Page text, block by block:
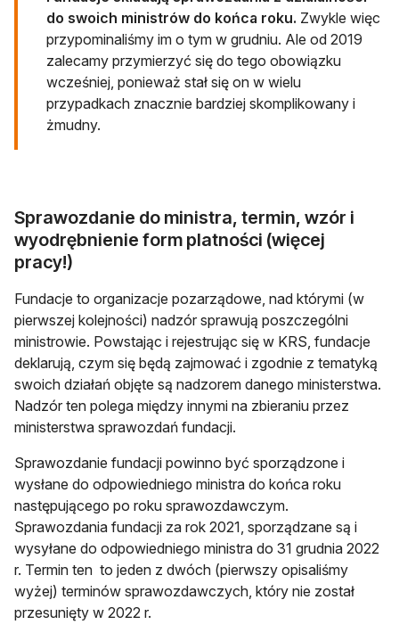
do swoich ministrów do końca roku. Zwykle więc
przypominaliśmy im o tym w grudniu. Ale od 2019
zalecamy przymierzyć się do tego obowiązku
wcześniej, ponieważ stał się on w wielu
przypadkach znacznie bardziej skomplikowany i
żmudny.
Sprawozdanie do ministra, termin, wzór i
wyodrębnienie form platności (więcej
pracy!)
Fundacje to organizacje pozarządowe, nad którymi (w
pierwszej kolejności) nadzór sprawują poszczególni
ministrowie. Powstając i rejestrując się w KRS, fundacje
deklarują, czym się będą zajmować i zgodnie z tematyką
swoich działań objęte są nadzorem danego ministerstwa.
Nadzór ten polega między innymi na zbieraniu przez
ministerstwa sprawozdań fundacji.
Sprawozdanie fundacji powinno być sporządzone i
wysłane do odpowiedniego ministra do końca roku
następującego po roku sprawozdawczym.
Sprawozdania fundacji za rok 2021, sporządzane są i
wysyłane do odpowiedniego ministra do 31 grudnia 2022
r. Termin ten to jeden z dwóch (pierwszy opisaliśmy
wyżej) terminów sprawozdawczych, który nie został
przesunięty w 2022 r.